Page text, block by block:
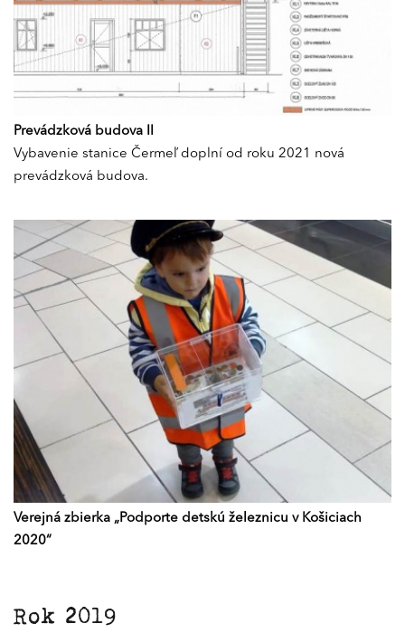
Prevádzková budova II
Vybavenie stanice Čermeľ doplní od roku 2021 nová
prevádzková budova.
Verejná zbierka „Podporte detskú železnicu v Košiciach
2020“
Rok 2019